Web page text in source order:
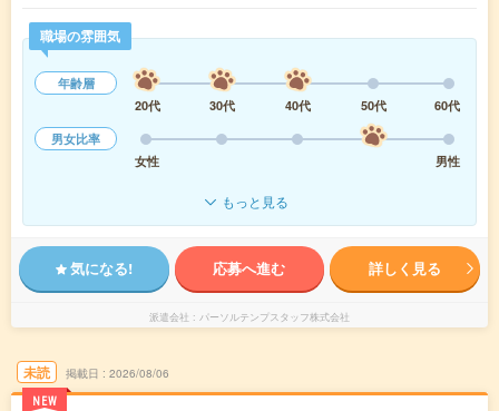
職場の雰囲気
年齢層
20代
30代 40代 50代
60代
男女比率
女性
男性
もっと見る
気になる! 応募へ進む 詳しく見る
派遣会社 パーソルテンプスタッフ株式会社
未読
NEW
掲載日 2026/08/06